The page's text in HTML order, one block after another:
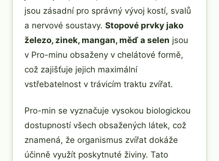
jsou zásadní pro správný vývoj kostí, svalů
a nervové soustavy. Stopové prvky jako
železo, zinek, mangan, měď a selen jsou
v Pro-minu obsaženy v chelátové formě,
což zajišťuje jejich maximální
vstřebatelnost v trávicím traktu zvířat.
Pro-min se vyznačuje vysokou biologickou
dostupností všech obsažených látek, což
znamená, že organismus zvířat dokáže
účinně využít poskytnuté živiny. Tato